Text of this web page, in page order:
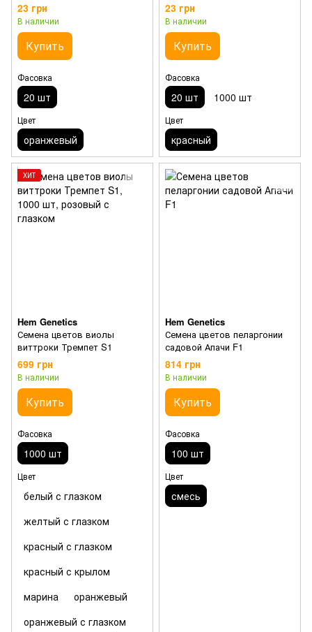
23 грн
В наличии
Купить
Фасовка
20 шт
Цвет
оранжевый
23 грн
В наличии
Купить
Фасовка
20 шт 1000 шт
Цвет
красный
ХИТ
Hem Genetics
Семена цветов виолы
виттроки Тремпет S1
699 грн
В наличии
Купить
Фасовка
1000 шт
Цвет
белый с глазком
желтый с глазком
красный с глазком
красный с крылом
марина
оранжевый
оранжевый с глазком
Hem Genetics
Семена цветов пеларгонии
садовой Апачи F1
814 грн
В наличии
Купить
Фасовка
100 шт
Цвет
смесь